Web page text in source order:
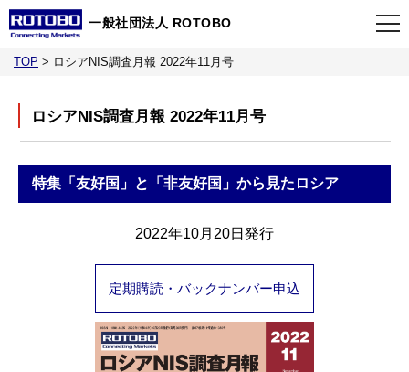
一般社団法人 ROTOBO
当会について
TOP > ロシアNIS調査月報 2022年11月号
ロシアNIS調査月報 2022年11月号
特集 「友好国」と「非友好国」から見たロシア
2022年10月20日発行
定期購読・バックナンバー申込